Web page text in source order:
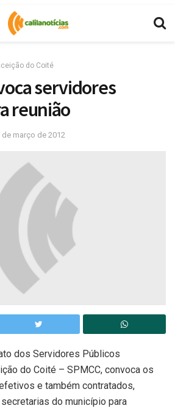
do Coité
servidores
reunião
de março de 2012
dos Servidores Públicos
do Coité – SPMCC, convoca os
e também contratados,
do município para